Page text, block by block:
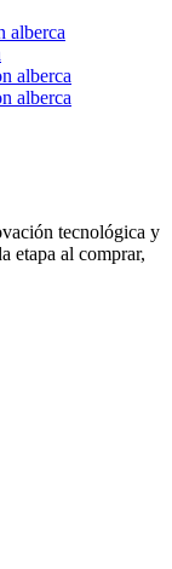
alberca
alberca
alberca
tecnológica y
etapa al comprar,